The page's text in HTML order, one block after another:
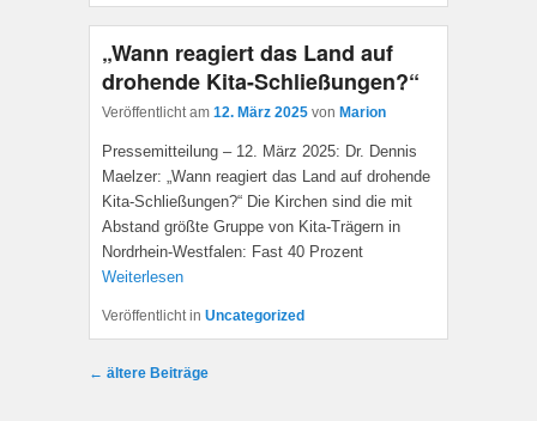
„Wann reagiert das Land auf
drohende Kita-Schließungen?“
Veröffentlicht am 12. März 2025 von Marion
Pressemitteilung – 12. März 2025: Dr. Dennis
Maelzer: „Wann reagiert das Land auf drohende
Kita-Schließungen?“ Die Kirchen sind die mit
Abstand größte Gruppe von Kita-Trägern in
Nordrhein-Westfalen: Fast 40 Prozent
Weiterlesen
Veröffentlicht in Uncategorized
Beitragsnavigation
← ältere Beiträge